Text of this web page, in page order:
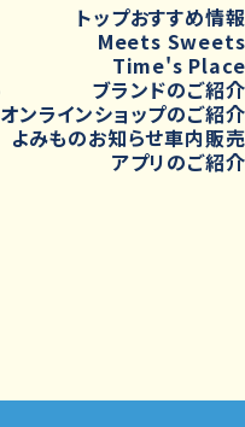
トップおすすめ情報
Meets Sweets
Time's Place
ブランドのご紹介
オンラインショップのご紹介
よみものお知らせ車内販売
アプリのご紹介